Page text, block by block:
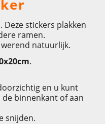
Deze stickers plakken
ramen.
natuurlijk.
.
en u kunt
binnenkant of aan
snijden.